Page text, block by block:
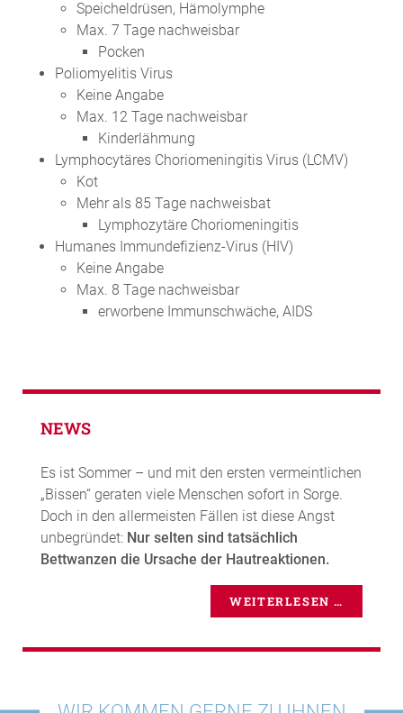
Speicheldrüsen, Hämolymphe
Max. 7 Tage nachweisbar
Pocken
Poliomyelitis Virus
Keine Angabe
Max. 12 Tage nachweisbar
Kinderlähmung
Lymphocytäres Choriomeningitis Virus (LCMV)
Kot
Mehr als 85 Tage nachweisbat
Lymphozytäre Choriomeningitis
Humanes Immundefizienz-Virus (HIV)
Keine Angabe
Max. 8 Tage nachweisbar
erworbene Immunschwäche, AIDS
NEWS
Es ist Sommer – und mit den ersten vermeintlichen
„Bissen“ geraten viele Menschen sofort in Sorge.
Doch in den allermeisten Fällen ist diese Angst
unbegründet: Nur selten sind tatsächlich
Bettwanzen die Ursache der Hautreaktionen.
WEITERLESEN …